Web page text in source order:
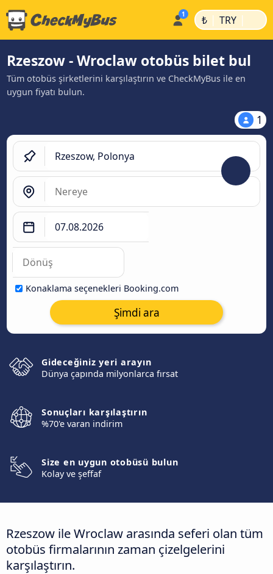
₺ | TRY |
Rzeszow - Wroclaw otobüs bilet bul
Tüm otobüs şirketlerini karşılaştırın ve CheckMyBus ile en
uygun fiyatı bulun.
1
Konaklama seçenekleri Booking.com
Şimdi ara
Gideceğiniz yeri arayın
Dünya çapında milyonlarca fırsat
Sonuçları karşılaştırın
%70'e varan indirim
Size en uygun otobüsü bulun
Kolay ve şeffaf
Rzeszow ile Wroclaw arasında seferi olan tüm
otobüs firmalarının zaman çizelgelerini
karşılaştırın.